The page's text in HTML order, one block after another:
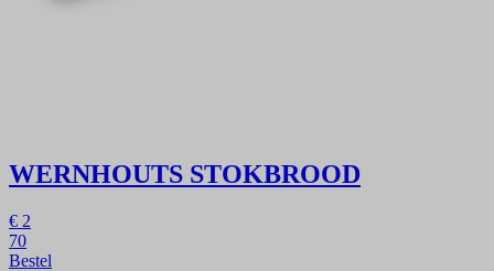
WERNHOUTS STOKBROOD
€ 2
70
Bestel